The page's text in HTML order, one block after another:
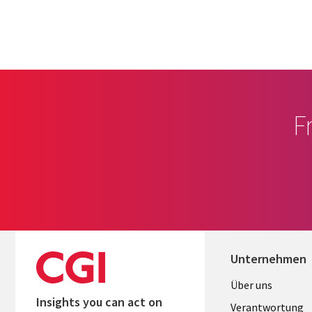
Insights you can act on
Unternehmen
Useful
Über uns
Verantwortung